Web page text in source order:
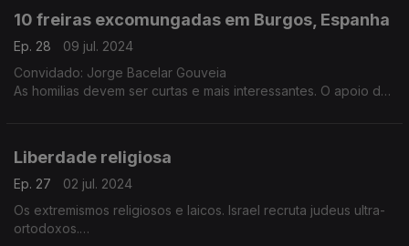
10 freiras excomungadas em Burgos, Espanha
Ep. 28
09 jul. 2024
Convidado: Jorge Bacelar Gouveia
As homilias devem ser curtas e mais interessantes. O apoio da
Liberdade religiosa
Ep. 27
02 jul. 2024
Os extremismos religiosos e laicos. Israel recruta judeus ultra-
ortodoxos.